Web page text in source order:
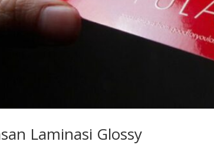
Laminasi Glossy